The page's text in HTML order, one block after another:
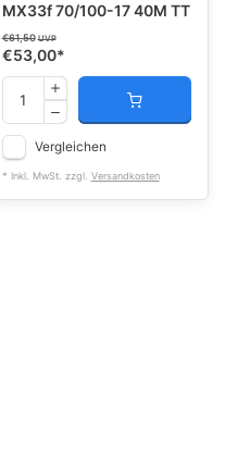
MX33f 70/100-17 40M TT
€61,50 UVP
€53,00*
Vergleichen
* Inkl. MwSt. zzgl. Versandkosten